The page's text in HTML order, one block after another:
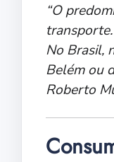
“O
No Brasil,
Belém ou
Roberto